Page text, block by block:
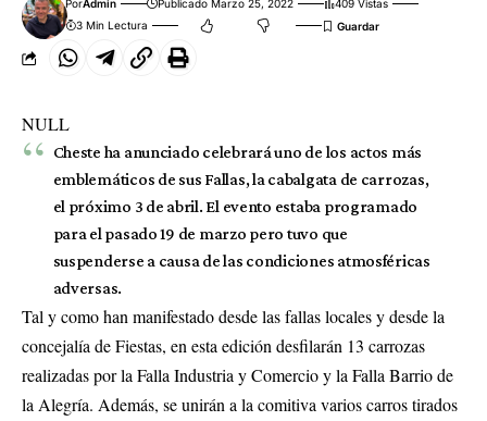
PorAdmin Publicado Marzo 25, 2022
409 Vistas
3 Min Lectura
NULL
Cheste ha anunciado celebrará uno de los actos más
emblemáticos de sus Fallas, la cabalgata de carrozas,
el próximo 3 de abril. El evento estaba programado
para el pasado 19 de marzo pero tuvo que
suspenderse a causa de las condiciones atmosféricas
adversas.
Tal y como han manifestado desde las fallas locales y desde la
concejalía de Fiestas, en esta edición desfilarán 13 carrozas
realizadas por la Falla Industria y Comercio y la Falla Barrio de
la Alegría. Además, se unirán a la comitiva varios carros tirados